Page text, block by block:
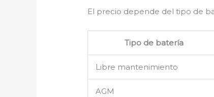
El precio depende del tipo de
Tipo de batería
Libre mantenimiento
AGM